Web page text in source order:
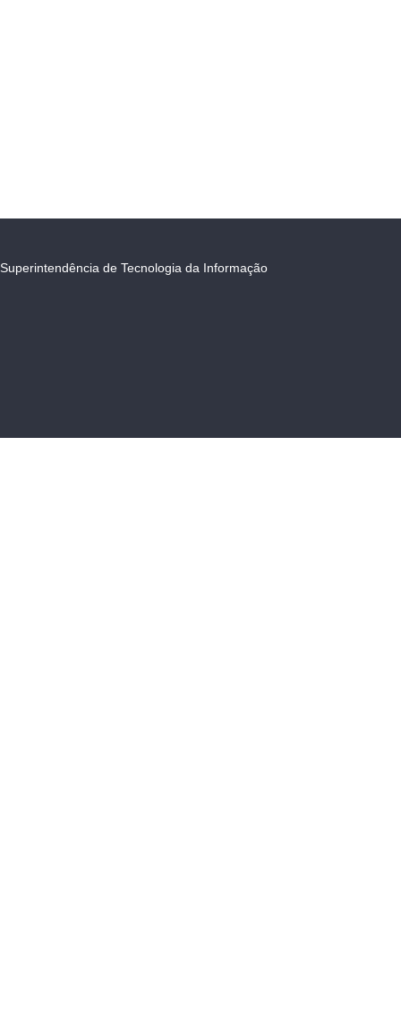
Superintendência de Tecnologia da Informação